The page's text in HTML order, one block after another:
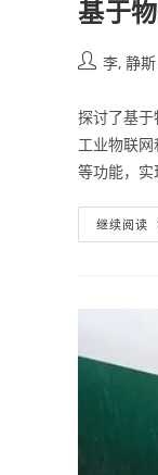
基于
李, 静斯
探讨了基
工业物联
等功能，
继续阅读